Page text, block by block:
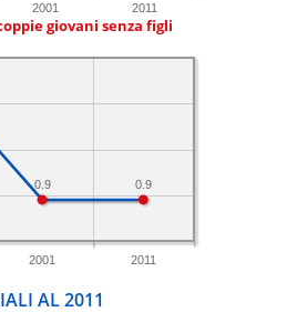
2001 2011
giovani senza figli
2001 2011
0.9
0.9
AL 2011